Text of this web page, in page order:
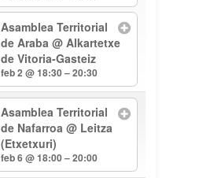
Asamblea Territorial
de Araba@ Alkartetxe
de Vitoria-Gasteiz
feb 2 @ 18:30 – 20:30
Asamblea Territorial
de Nafarroa@ Leitza
(Etxetxuri)
feb 6 @ 18:00 – 20:00